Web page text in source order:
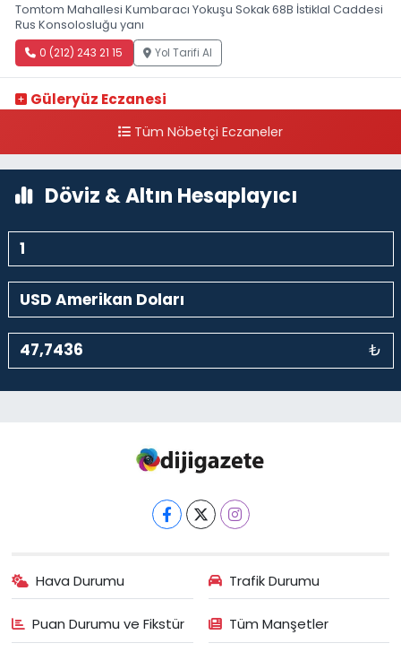
Tomtom Mahallesi Kumbaracı Yokuşu Sokak 68B İstiklal Caddesi
Rus Konsolosluğu yanı
0 (212) 243 21 15 Yol Tarifi Al
Güleryüz Eczanesi
kalaycıbahçe Meydana DoğruTüm Nöbetçi Eczaneler
Döviz & Altın Hesaplayıcı
₺
Hava Durumu Trafik Durumu
Puan Durumu ve Fikstür Tüm Manşetler